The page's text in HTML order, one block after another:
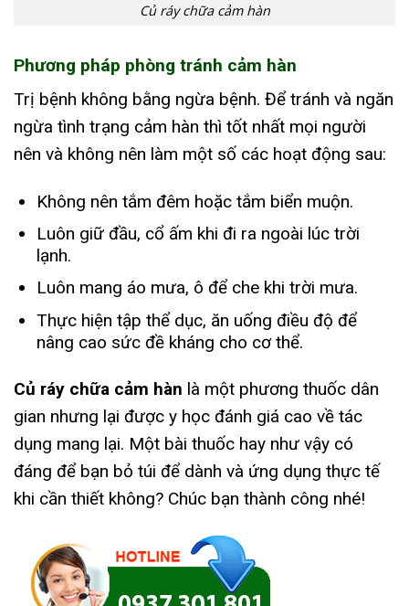
Củ ráy chữa cảm hàn
Phương pháp phòng tránh cảm hàn
Trị bệnh không bằng ngừa bệnh. Để tránh và ngăn
ngừa tình trạng cảm hàn thì tốt nhất mọi người
nên và không nên làm một số các hoạt động sau:
Không nên tắm đêm hoặc tắm biển muộn.
Luôn giữ đầu, cổ ấm khi đi ra ngoài lúc trời
lạnh.
Luôn mang áo mưa, ô để che khi trời mưa.
Thực hiện tập thể dục, ăn uống điều độ để
nâng cao sức đề kháng cho cơ thể.
Củ ráy chữa cảm hàn là một phương thuốc dân
gian nhưng lại được y học đánh giá cao về tác
dụng mang lại. Một bài thuốc hay như vậy có
đáng để bạn bỏ túi để dành và ứng dụng thực tế
khi cần thiết không? Chúc bạn thành công nhé!